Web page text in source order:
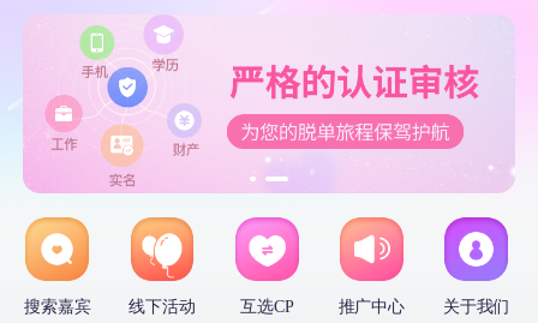
搜索嘉宾 线下活动 互选CP 推广中心 关于我们